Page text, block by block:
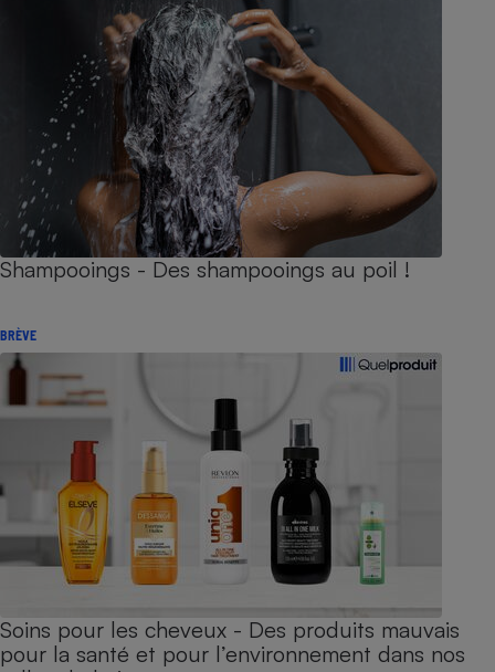
Shampooings - Des shampooings au poil !
BRÈVE
Soins pour les cheveux - Des produits mauvais
pour la santé et pour l’environnement dans nos